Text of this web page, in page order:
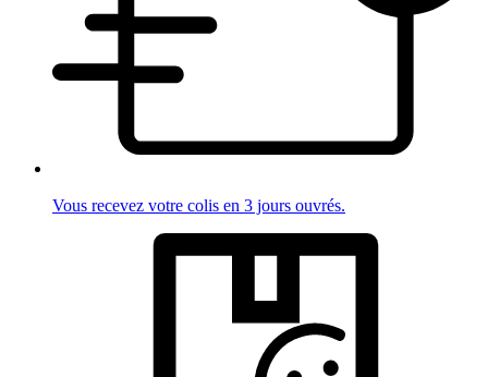
Vous recevez votre colis en 3 jours ouvrés.